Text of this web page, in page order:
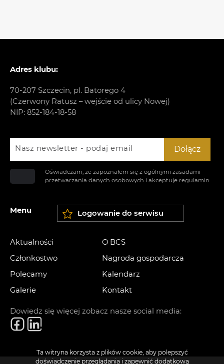
Adres klubu:
70-207 Szczecin, pl. Batorego 4
(Czerwony Ratusz – wejście od ulicy Nowej)
NIP: 852-184-18-58
Nasz newsletter - podaj email
Oświadczam, że zapoznałem się z ogólnymi zasadami
przetwarzania danych osobowych i akceptuje regulamin
Dołącz
Menu Logowanie do serwisu
Aktualności
O BCS
Członkostwo
Nagroda gospodarcza
Polecamy
Kalendarz
Galerie
Kontakt
Dowiedz się więcej zobacz nasze social media:
Ta witryna korzysta z plików cookie, aby polepszyć
doświadczenie przeglądania i zapewnić dodatkową